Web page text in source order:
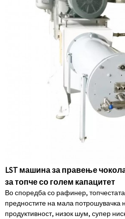
LST машина за правење
за топче со голем капацитет
Во споредба со рафинер,
предностите на мала потрошувачка
продуктивност, низок шум, супер